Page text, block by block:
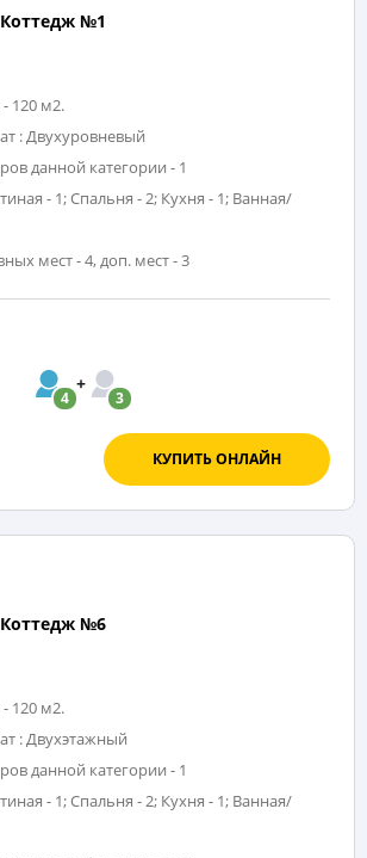
№1
120 м2.
: Двухуровневый
данной категории - 1
- 1; Спальня - 2; Кухня - 1; Ванная/
мест - 4, доп. мест - 3
4 3
КУПИТЬ ОНЛАЙН
№6
120 м2.
: Двухэтажный
данной категории - 1
- 1; Спальня - 2; Кухня - 1; Ванная/